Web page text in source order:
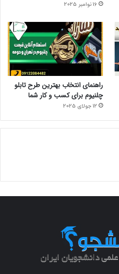
16 نوامبر 2025
راهنمای انتخاب بهترین طرح تابلو
چلنیوم برای کسب و کار شما
12 جولای 2025